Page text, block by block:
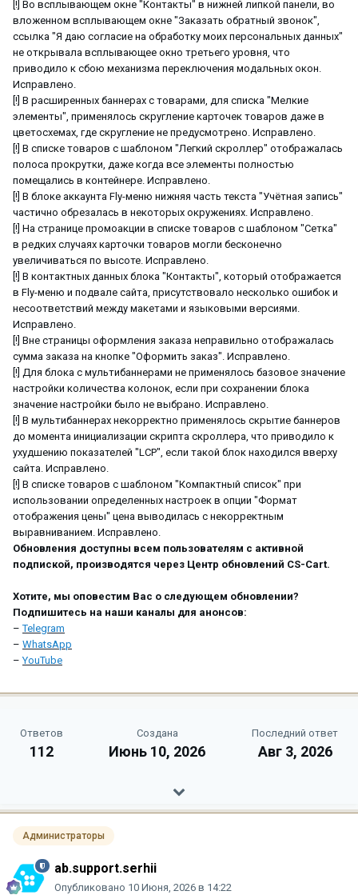
[!] Во всплывающем окне "Контакты" в нижней липкой панели, во
вложенном всплывающем окне "Заказать обратный звонок",
ссылка "Я даю согласие на обработку моих персональных данных"
не открывала всплывающее окно третьего уровня, что
приводило к сбою механизма переключения модальных окон.
Исправлено.
[!] В расширенных баннерах с товарами, для списка "Мелкие
элементы", применялось скругление карточек товаров даже в
цветосхемах, где скругление не предусмотрено. Исправлено.
[!] В списке товаров с шаблоном "Легкий скроллер" отображалась
полоса прокрутки, даже когда все элементы полностью
помещались в контейнере. Исправлено.
[!] В блоке аккаунта Fly-меню нижняя часть текста "Учётная запись"
частично обрезалась в некоторых окружениях. Исправлено.
[!] На странице промоакции в списке товаров с шаблоном "Сетка"
в редких случаях карточки товаров могли бесконечно
увеличиваться по высоте. Исправлено.
[!] В контактных данных блока "Контакты", который отображается
в Fly-меню и подвале сайта, присутствовало несколько ошибок и
несоответствий между макетами и языковыми версиями.
Исправлено.
[!] Вне страницы оформления заказа неправильно отображалась
сумма заказа на кнопке "Оформить заказ". Исправлено.
[!] Для блока с мультибаннерами не применялось базовое значение
настройки количества колонок, если при сохранении блока
значение настройки было не выбрано. Исправлено.
[!] В мультибаннерах некорректно применялось скрытие баннеров
до момента инициализации скрипта скроллера, что приводило к
ухудшению показателей "LCP", если такой блок находился вверху
сайта. Исправлено.
[!] В списке товаров с шаблоном "Компактный список" при
использовании определенных настроек в опции "Формат
отображения цены" цена выводилась с некорректным
выравниванием. Исправлено.
Обновления доступны всем пользователям с активной
подпиской, производятся через Центр обновлений CS-Cart.
Хотите, мы оповестим Вас о следующем обновлении?
Подпишитесь на наши каналы для анонсов:
–Telegram
– WhatsApp
–YouTube
Ответов
112
Создана
Июнь 10, 2026
Последний ответ
Авг 3, 2026
Администраторы
ab.support.serhii
Опубликовано 10 Июня, 2026 в 14:22